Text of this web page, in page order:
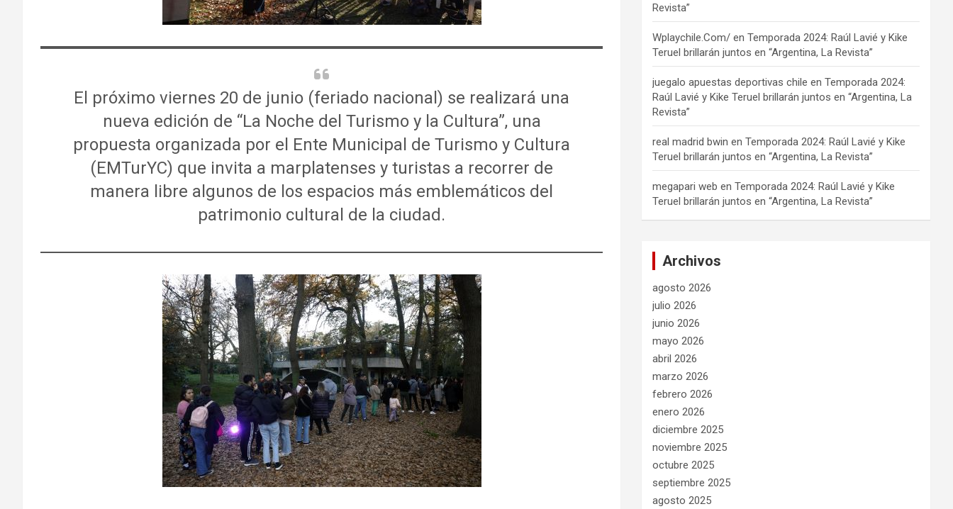
El próximo viernes 20 de junio (feriado nacional) se realizará una
nueva edición de “La Noche del Turismo y la Cultura”, una
propuesta organizada por el Ente Municipal de Turismo y Cultura
(EMTurYC) que invita a marplatenses y turistas a recorrer de
manera libre algunos de los espacios más emblemáticos del
patrimonio cultural de la ciudad.
Revista”
Wplaychile.Com/ enTemporada 2024: Raúl Lavié y Kike
Teruel brillarán juntos en “Argentina, La Revista”
juegalo apuestas deportivas chile enTemporada 2024:
Raúl Lavié y Kike Teruel brillarán juntos en “Argentina, La
Revista”
real madrid bwin enTemporada 2024: Raúl Lavié y Kike
Teruel brillarán juntos en “Argentina, La Revista”
megapari web enTemporada 2024: Raúl Lavié y Kike
Teruel brillarán juntos en “Argentina, La Revista”
Archivos
agosto 2026
julio 2026
junio 2026
mayo 2026
abril 2026
marzo 2026
febrero 2026
enero 2026
diciembre 2025
noviembre 2025
octubre 2025
septiembre 2025
agosto 2025